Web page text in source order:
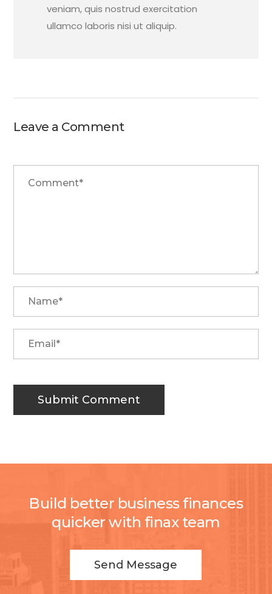
veniam, quis nostrud exercitation
ullamco laboris nisi ut aliquip.
Leave a Comment
Build better business finances
quicker with finax team
Send Message